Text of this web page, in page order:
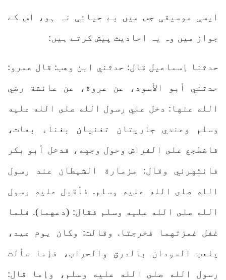
ایسی موسیقی جس میں بے حیائی نہ ہو، اس کے
جواز میں وہ یہ احادیث پیش کرتے ہیں:
حدثنا إسماعيل قال: حدثني ابن وهب: قال عمرو:
حدثني أبو الأسود، عن عروة، عن عائشة رضي
الله عنها: دخل علي رسول الله صلى الله عليه
وسلم وعندي جاريتان تغنيان بغناء بعاث،
فاضطجع على الفراش وحول وجهه، فدخل أبو بكر
فانتهرني وقال: مزمارة الشيطان عند رسول
الله صلى الله عليه وسلم. فأقبل عليه رسول
الله صلى الله عليه وسلم فقال: (دعهما). فلما
غفل غمزتهما فخرجتا. وقالت: وكان يوم عيد،
يلعب السودان بالدرق والحراب، فإما سألت
رسول الله صلى الله عليه وسلم، وإما قال: